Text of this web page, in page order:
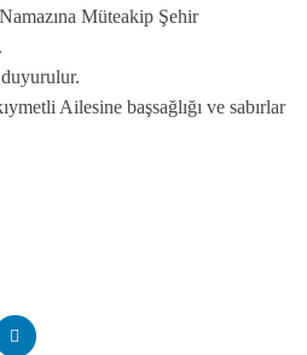
Müteakip Şehir
Ailesine başsağlığı ve sabırlar